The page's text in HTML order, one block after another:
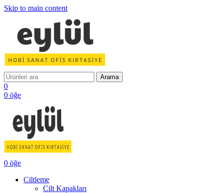
Skip to main content
Arama
0
0 öğe
0 öğe
Ciltleme
Cilt Kapakları